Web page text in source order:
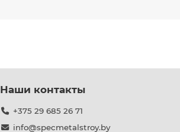
Наши контакты
+375 29 685 26 71
info@specmetalstroy.by